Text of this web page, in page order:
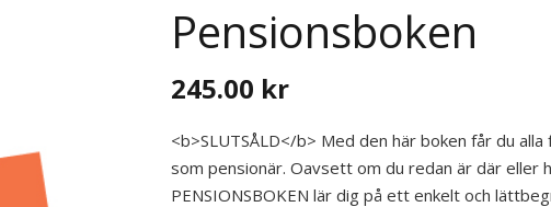
Pensionsboken
245.00 kr
<b>SLUTSÅLD</b> Med den här boken får du
som pensionär. Oavsett om du redan är där eller
PENSIONSBOKEN lär dig på ett enkelt och